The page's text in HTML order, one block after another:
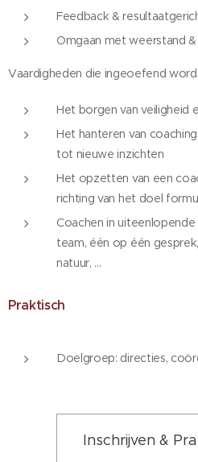
Feedback &
Omgaan met weerstand
Vaardigheden die ingeoefend
Het borgen van veiligheid
Het hanteren van
tot nieuwe inzichten
Het opzetten van een
richting van het doel
Coachen in
team, één op één
natuur, ...
Praktisch
Doelgroep: directies,
Inschrijven &